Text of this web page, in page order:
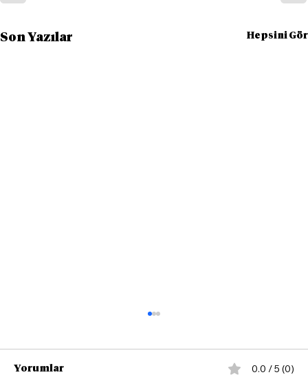
Son Yazılar Hepsini Gör
Yorumlar 0.0 / 5 (0)